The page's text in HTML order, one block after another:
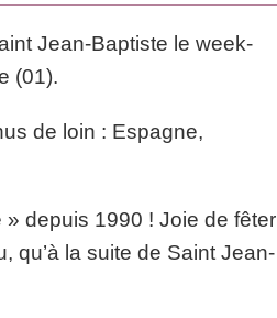
Jean-Baptiste le week-
(01).
de loin : Espagne,
depuis 1990 ! Joie de fêter
qu’à la suite de Saint Jean-